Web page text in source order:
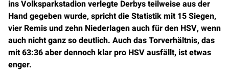
ins Volksparkstadion verlegte Derbys teilweise aus der
Hand gegeben wurde, spricht die Statistik mit 15 Siegen,
vier Remis und zehn Niederlagen auch für den HSV, wenn
auch nicht ganz so deutlich. Auch das Torverhältnis, das
mit 63:36 aber dennoch klar pro HSV ausfällt, ist etwas
enger.